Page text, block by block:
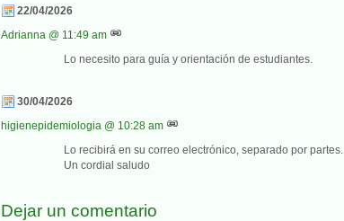
22/04/2026
Adrianna@ 11:49 am
Lo necesito para guía y orientación de estudiantes.
30/04/2026
higienepidemiologia@ 10:28 am
Lo recibirá en su correo electrónico, separado por partes.
Un cordial saludo
Dejar un comentario